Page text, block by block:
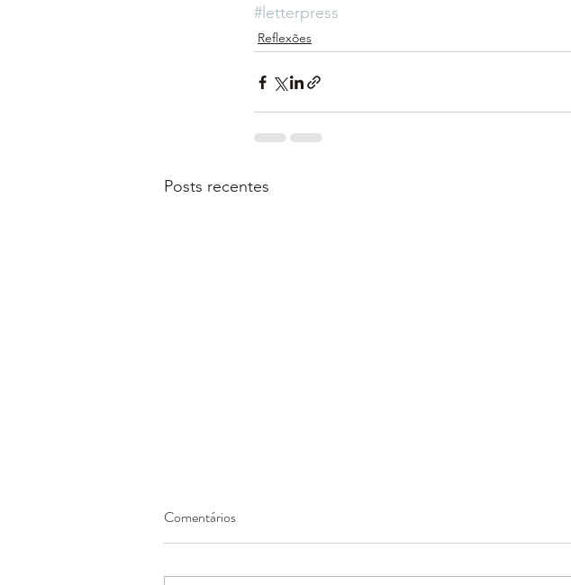
#letterpress
Reflexões
Posts recentes
Comentários